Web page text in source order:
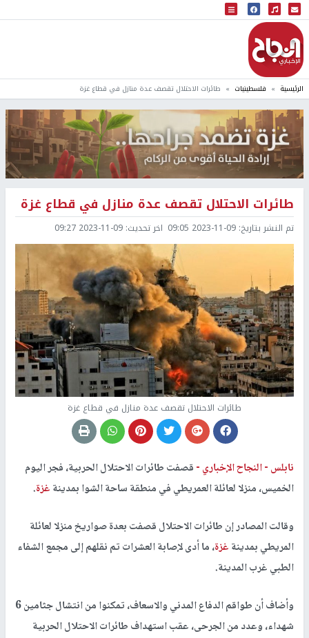
البث المباشر
إذاعة النجاح
الرئيسية فلسطينيات طائرات الاحتلال تقصف عدة منازل في قطاع غزة
طائرات الاحتلال تقصف عدة منازل في قطاع غزة
تم النشر بتاريخ: 2023-11-09 09:05 اخر تحديث: 2023-11-09 09:27
طائرات الاحتلال تقصف عدة منازل في قطاع غزة
نابلس -النجاح الإخباري -قصفت طائرات الاحتلال الحربية، فجر اليوم
الخميس، منزلا لعائلة العمريطي في منطقة ساحة الشوا بمدينةغزة.
وقالت المصادر إن طائرات الاحتلال قصفت بعدة صواريخ منزلا لعائلة
المريطي بمدينةغزة، ما أدى لإصابة العشرات تم نقلهم إلى مجمع الشفاء
الطبي غرب المدينة.
وأضاف أن طواقم الدفاع المدني والاسعاف، تمكنوا من انتشال جثامين 6
شهداء، وعدد من الجرحى، عقب استهداف طائرات الاحتلال الحربية